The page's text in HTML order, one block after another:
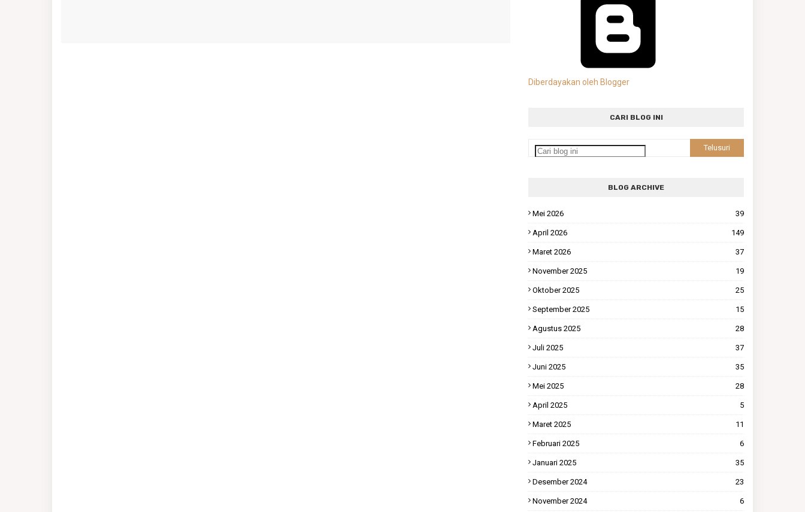
Diberdayakan oleh Blogger
CARI BLOG INI
BLOG ARCHIVE
Mei 2026 39
April 2026 149
Maret 2026 37
November 2025 19
Oktober 2025 25
September 2025 15
Agustus 2025 28
Juli 2025 37
Juni 2025 35
Mei 2025 28
April 2025 5
Maret 2025 11
Februari 2025 6
Januari 2025 35
Desember 2024 23
November 2024 6